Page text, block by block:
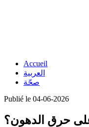
Accueil
العربية
صحّة
Publié le 04-06-2026
حرق الدهون؟